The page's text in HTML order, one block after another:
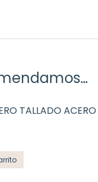
TALLADO ACERO